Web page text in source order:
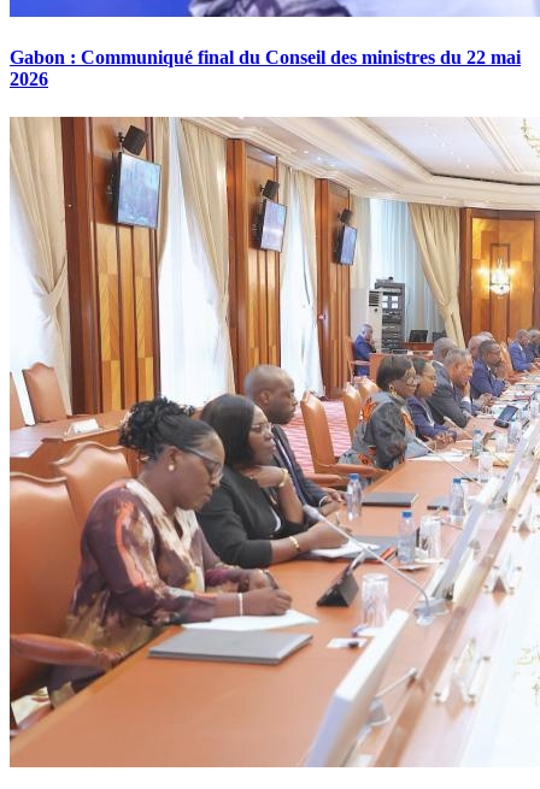
Gabon : Communiqué final du Conseil des ministres du 22 mai
2026